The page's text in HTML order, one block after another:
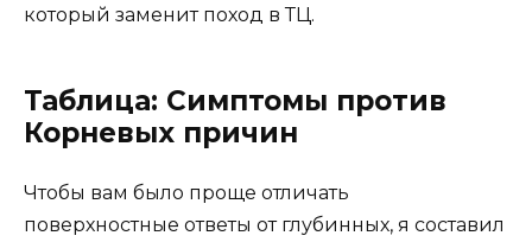
который заменит поход в ТЦ.
Таблица: Симптомы против
Корневых причин
Чтобы вам было проще отличать
поверхностные ответы от глубинных, я составил